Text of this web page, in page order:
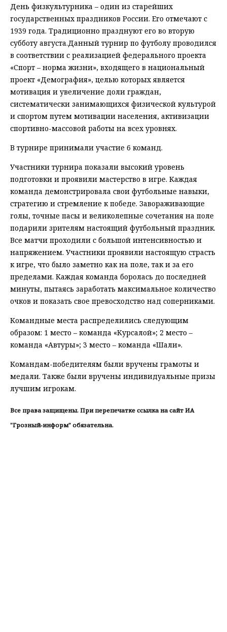
День физкультурника – один из старейших
государственных праздников России. Его отмечают с
1939 года. Традиционно празднуют его во вторую
субботу августа.Данный турнир по футболу проводился
в соответствии с реализацией федерального проекта
«Спорт – норма жизни», входящего в национальный
проект «Демография», целью которых является
мотивация и увеличение доли граждан,
систематически занимающихся физической культурой
и спортом путем мотивации населения, активизации
спортивно-массовой работы на всех уровнях.
В турнире принимали участие 6 команд.
Участники турнира показали высокий уровень
подготовки и проявили мастерство в игре. Каждая
команда демонстрировала свои футбольные навыки,
стратегию и стремление к победе. Завораживающие
голы, точные пасы и великолепные сочетания на поле
подарили зрителям настоящий футбольный праздник.
Все матчи проходили с большой интенсивностью и
напряжением. Участники проявили настоящую страсть
к игре, что было заметно как на поле, так и за его
пределами. Каждая команда боролась до последней
минуты, пытаясь заработать максимальное количество
очков и показать свое превосходство над соперниками.
Командные места распределились следующим
образом: 1 место – команда «Курсалой»; 2 место –
команда «Автуры»; 3 место – команда «Шали».
Командам-победителям были вручены грамоты и
медали. Также были вручены индивидуальные призы
лучшим игрокам.
Все права защищены. При перепечатке ссылка на сайт ИА
"Грозный-информ" обязательна.